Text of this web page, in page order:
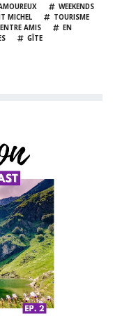
WEEKENDS
MICHEL
TOURISME
ENTRE AMIS
EN
GÎTE